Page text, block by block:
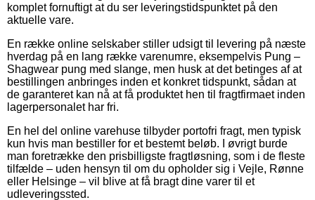
komplet fornuftigt at du ser leveringstidspunktet på den
aktuelle vare.
En række online selskaber stiller udsigt til levering på næste
hverdag på en lang række varenumre, eksempelvis Pung –
Shagwear pung med slange, men husk at det betinges af at
bestillingen anbringes inden et konkret tidspunkt, sådan at
de garanteret kan nå at få produktet hen til fragtfirmaet inden
lagerpersonalet har fri.
En hel del online varehuse tilbyder portofri fragt, men typisk
kun hvis man bestiller for et bestemt beløb. I øvrigt burde
man foretrække den prisbilligste fragtløsning, som i de fleste
tilfælde – uden hensyn til om du opholder sig i Vejle, Rønne
eller Helsinge – vil blive at få bragt dine varer til et
udleveringssted.